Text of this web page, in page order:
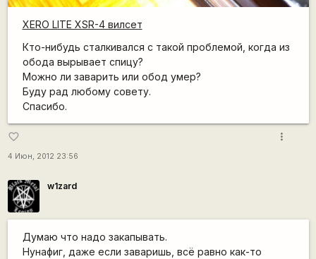
XERO LITE XSR-4 вилсет
Кто-нибудь сталкивался с такой проблемой, когда из
обода вырывает спицу?
Можно ли заварить или обод умер?
Буду рад любому совету.
Спасибо.
favorite_border
4 Июн, 2012 23:56
more_vert
w1zard
Думаю что надо закапывать.
Нунафиг, даже если заваришь, всё равно как-то